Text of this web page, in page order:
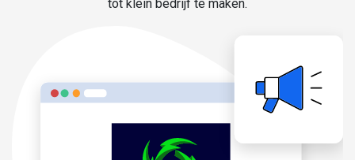
tot klein bedrijf te maken.